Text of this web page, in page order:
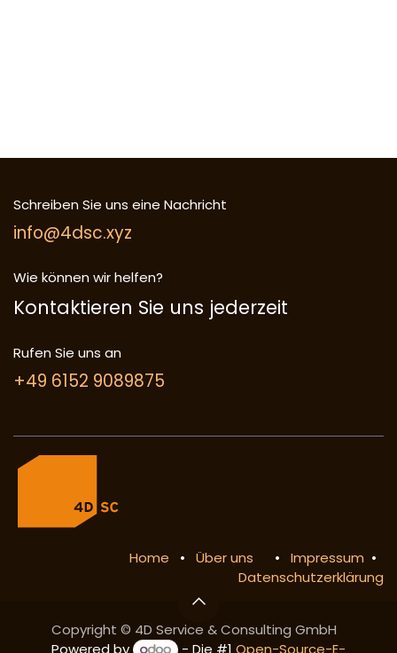
Schreiben Sie uns eine Nachricht
info@4dsc.xyz
Wie können wir helfen?
Kontaktieren Sie uns jederzeit
Rufen Sie uns an
+49 6152 9089875
Home • Über uns • Impressum •
Datenschutzerklärung
Copyright © 4D Service & Consulting GmbH
Powered by
- Die #1Open-Source-E-